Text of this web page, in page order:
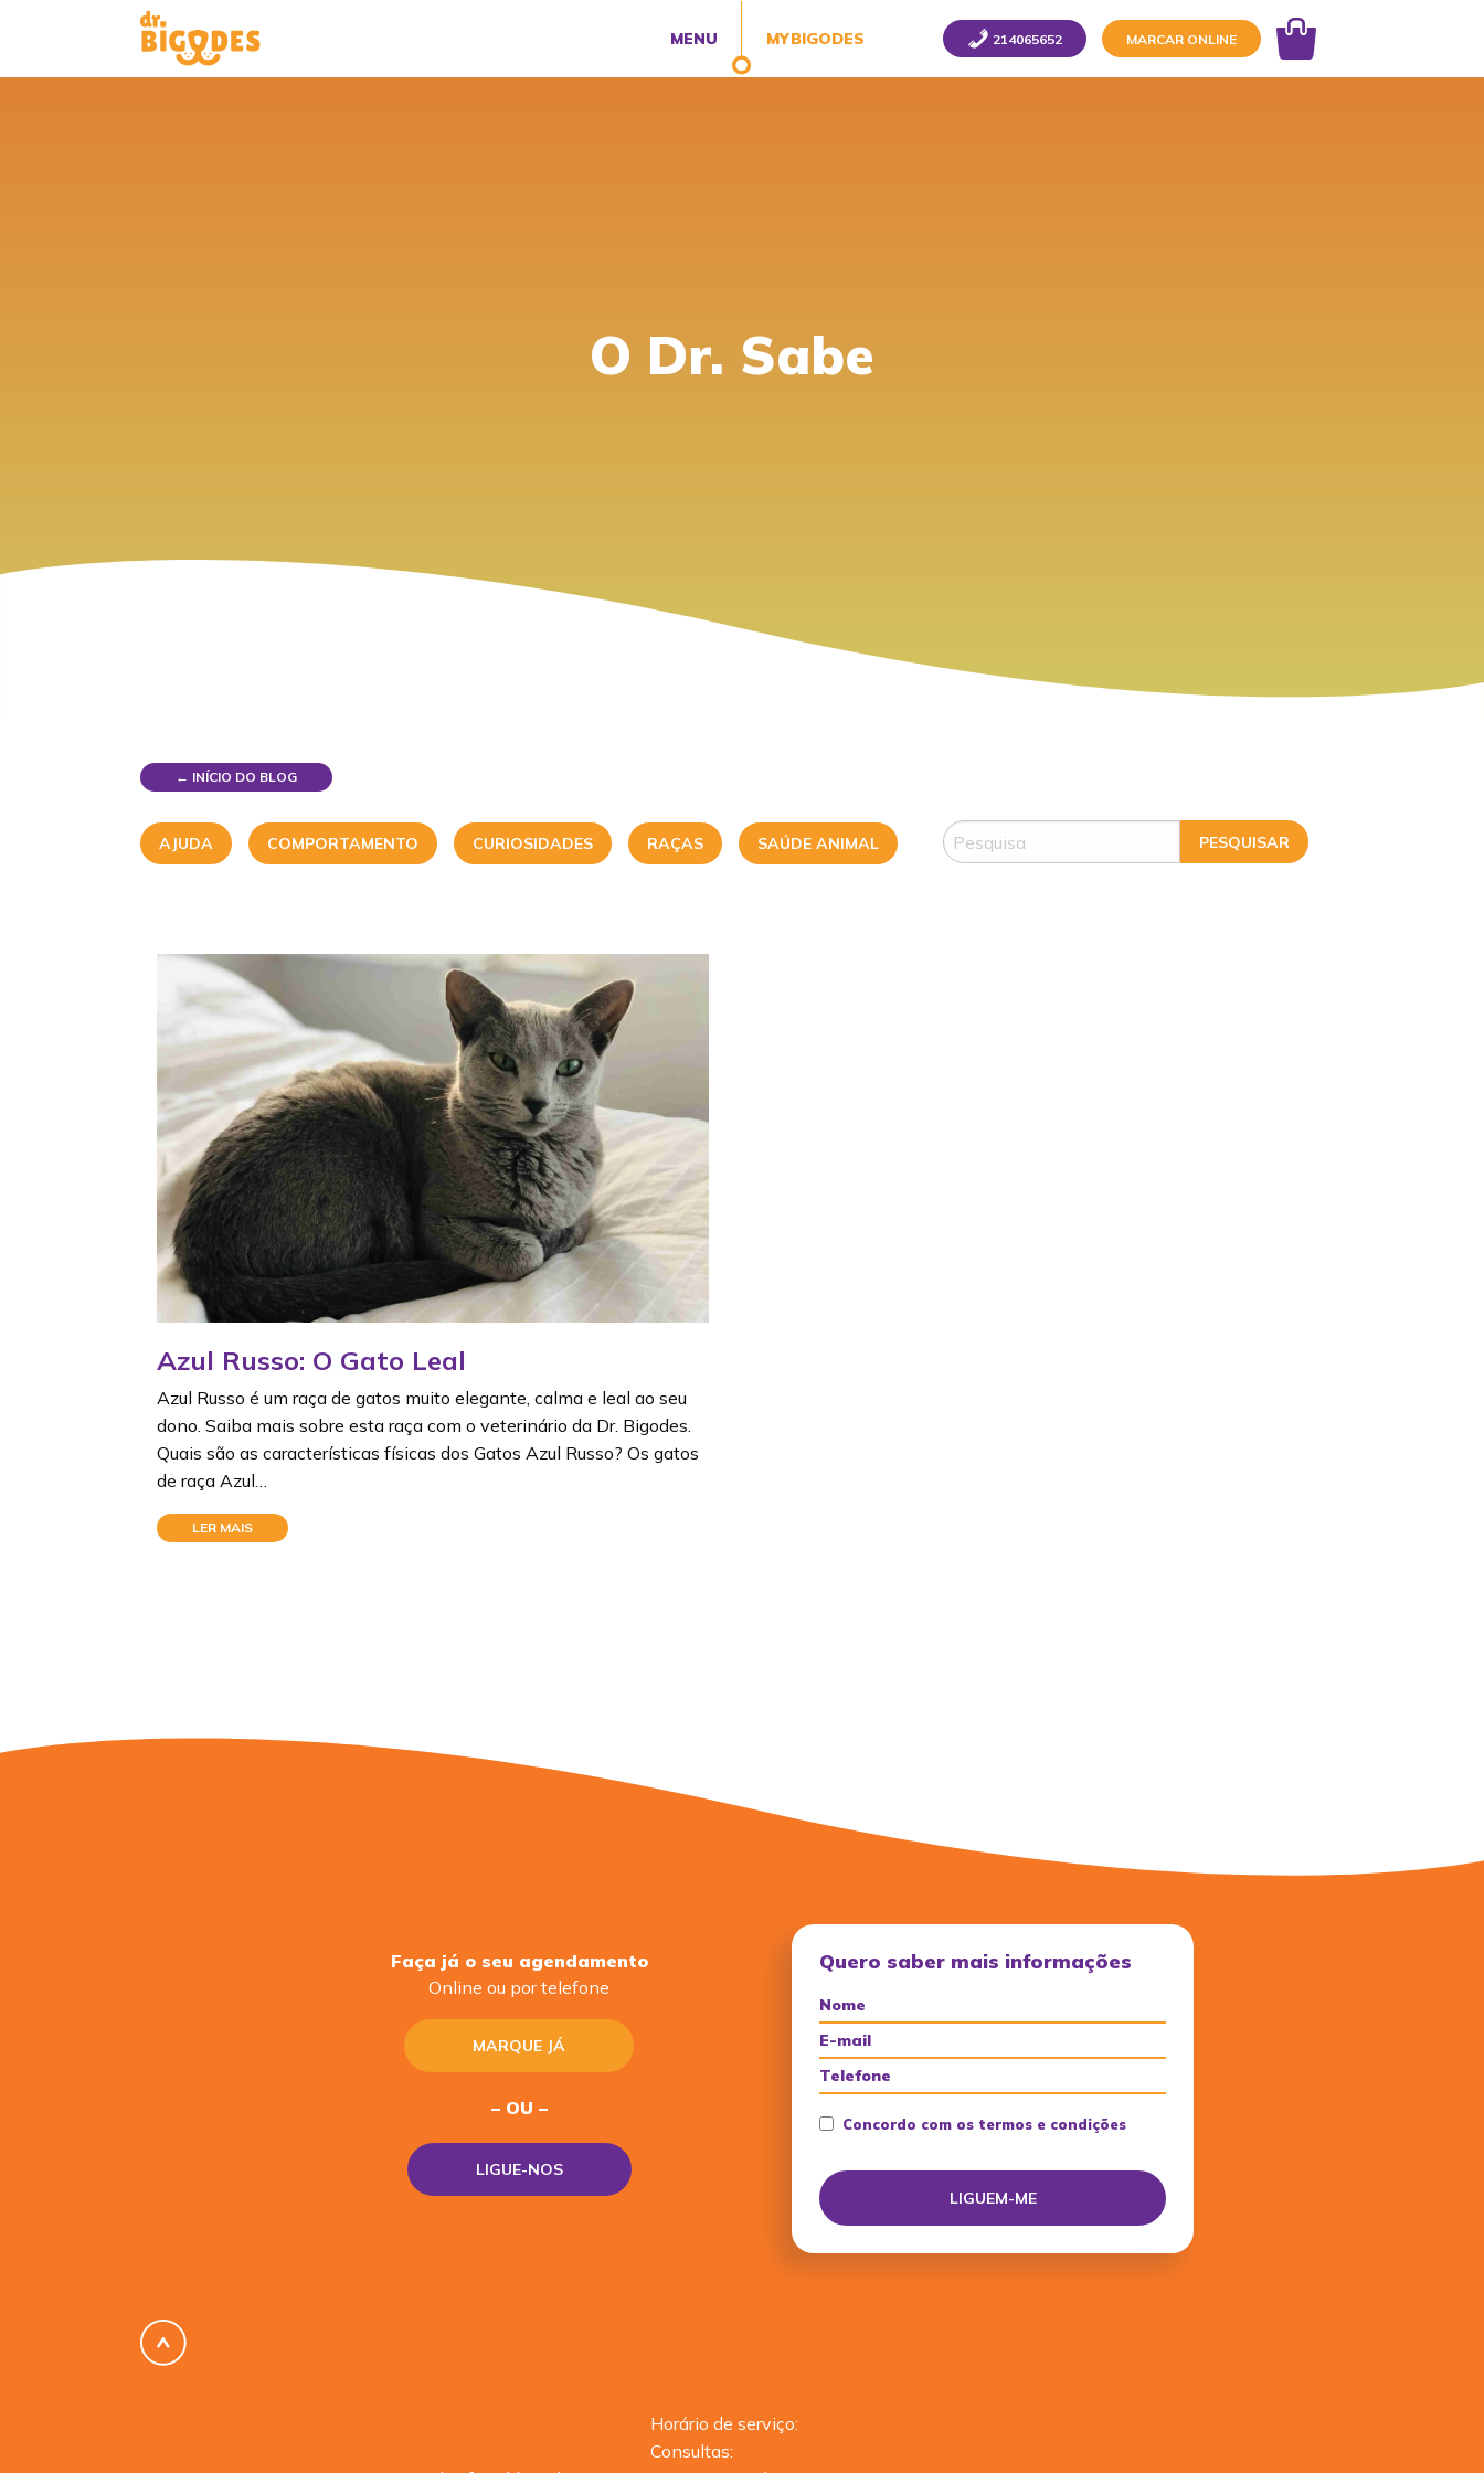
MENU MYBIGODES 214065652 MARCAR ONLINE
O Dr. Sabe
← INÍCIO DO BLOG
AJUDA COMPORTAMENTO CURIOSIDADES RAÇAS SAÚDE ANIMAL
Azul Russo: O Gato Leal
Azul Russo é um raça de gatos muito elegante, calma e leal ao seu
dono. Saiba mais sobre esta raça com o veterinário da Dr. Bigodes.
Quais são as características físicas dos Gatos Azul Russo? Os gatos
de raça Azul…
LER MAIS
Faça já o seu agendamento
Online ou por telefone
MARQUE JÁ
– OU –
LIGUE-NOS
Quero saber mais informações
Concordo com os termos e condições
Horário de serviço:
Consultas: